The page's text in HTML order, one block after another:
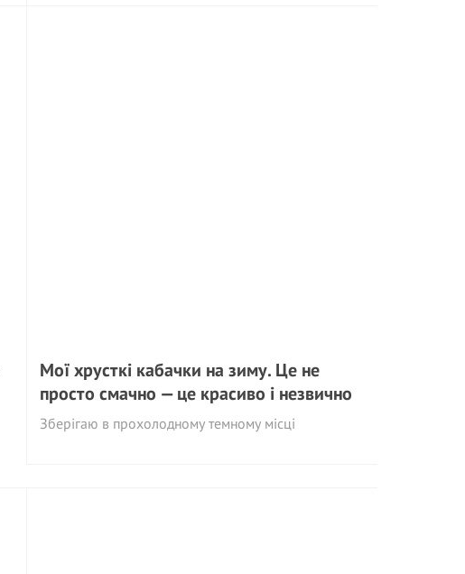
Мої хрусткі кабачки на зиму. Це не
просто смачно — це красиво і незвично
Зберігаю в прохолодному темному місці